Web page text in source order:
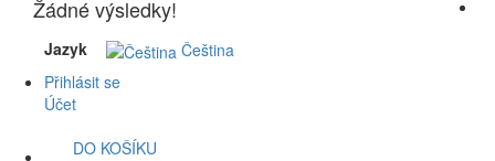
Žádné výsledky!
Jazyk
Čeština
Přihlásit se
Účet
DO KOŠÍKU